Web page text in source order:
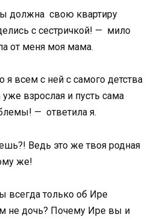
должна свою квартиру
с сестричкой! — мило
от меня моя мама.
я всем с ней с самого детства
взрослая и пусть сама
— ответила я.
Ведь это же твоя родная
же!
всегда только об Ире
не дочь? Почему Ире вы и